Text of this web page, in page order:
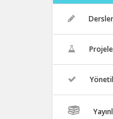
Dersler